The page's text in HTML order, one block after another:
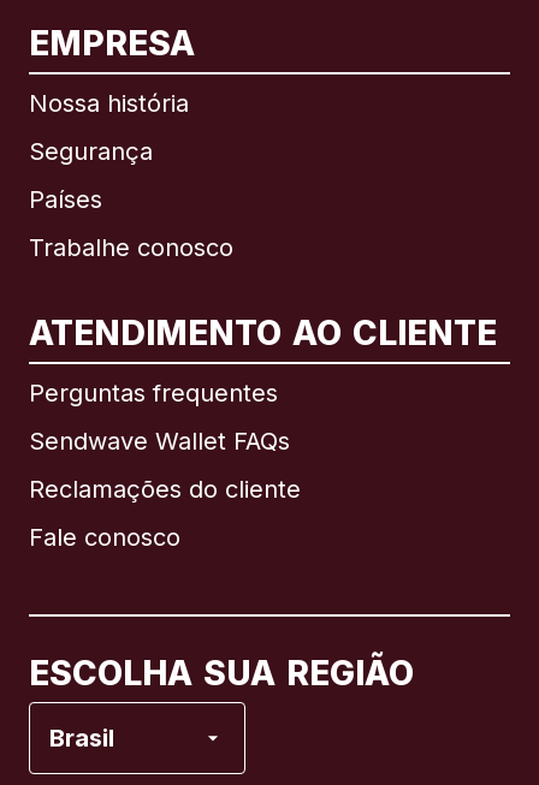
EMPRESA
Nossa história
Segurança
Países
Trabalhe conosco
ATENDIMENTO AO CLIENTE
Perguntas frequentes
Sendwave Wallet FAQs
Reclamações do cliente
Fale conosco
ESCOLHA SUA REGIÃO
Brasil
Internacional English
Brasil